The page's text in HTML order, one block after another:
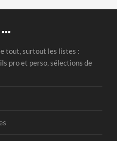
…
tout, surtout les listes :
pro et perso, sélections de